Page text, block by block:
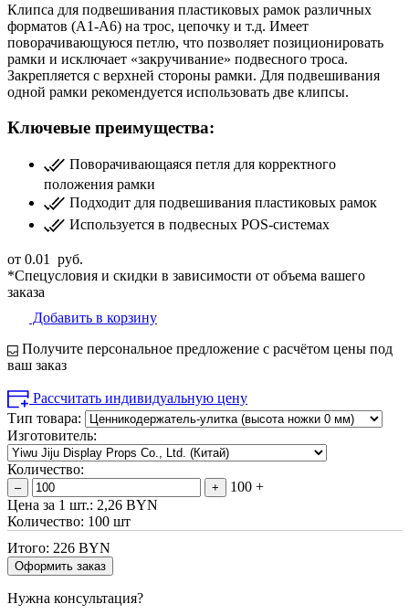
Клипса для подвешивания пластиковых рамок различных
форматов (A1-A6) на трос, цепочку и т.д. Имеет
поворачивающуюся петлю, что позволяет позиционировать
рамки и исключает «закручивание» подвесного троса.
Закрепляется с верхней стороны рамки. Для подвешивания
одной рамки рекомендуется использовать две клипсы.
Ключевые преимущества:
Поворачивающаяся петля для корректного
положения рамки
Подходит для подвешивания пластиковых рамок
Используется в подвесных POS-системах
от 0.01 руб.
*Спецусловия и скидки в зависимости от объема вашего
заказа
Добавить в корзину
Получите персональное предложение с расчётом цены под
ваш заказ
Рассчитать индивидуальную цену
Тип товара:
Изготовитель:
Количество:
– +
100 +
Цена за 1 шт.: 2,26 BYN
Количество: 100 шт
Итого: 226 BYN
Оформить заказ
Нужна консультация?